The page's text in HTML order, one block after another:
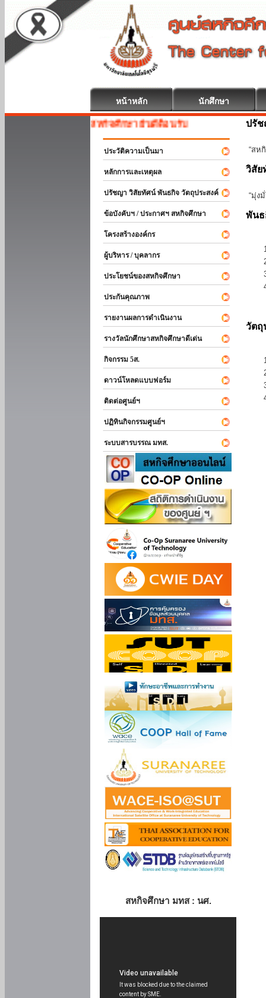
หน้าหลัก นักศึกษา
สหกิจศึกษา ยินดีต้อนรับ
ประวัติความเป็นมา
หลักการและเหตุผล
ปรัชญา วิสัยทัศน์ พันธกิจ วัตถุประสงค์
ข้อบังคับฯ / ประกาศฯ สหกิจศึกษา
โครงสร้างองค์กร
ผู้บริหาร / บุคลากร
ประโยชน์ของสหกิจศึกษา
ประกันคุณภาพ
รายงานผลการดำเนินงาน
รางวัลนักศึกษาสหกิจศึกษาดีเด่น
กิจกรรม 5ส.
ดาวน์โหลดแบบฟอร์ม
ติดต่อศูนย์ฯ
ปฏิทินกิจกรรมศูนย์ฯ
ระบบสารบรรณ มทส.
สหกิจศึกษา มทส : นศ.
ปรั
“สห
วิสัย
“มุ่ง
พัน
วัตถุ